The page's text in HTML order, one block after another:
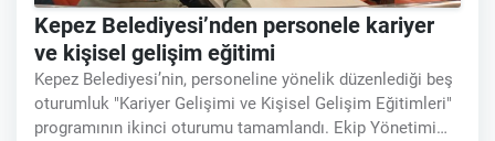
Kepez Belediyesi’nden personele kariyer
ve kişisel gelişim eğitimi
Kepez Belediyesi’nin, personeline yönelik düzenlediği beş
oturumluk "Kariyer Gelişimi ve Kişisel Gelişim Eğitimleri"
programının ikinci oturumu tamamlandı. Ekip Yönetimi